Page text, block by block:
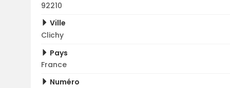
92210
Ville
Clichy
Pays
France
Numéro